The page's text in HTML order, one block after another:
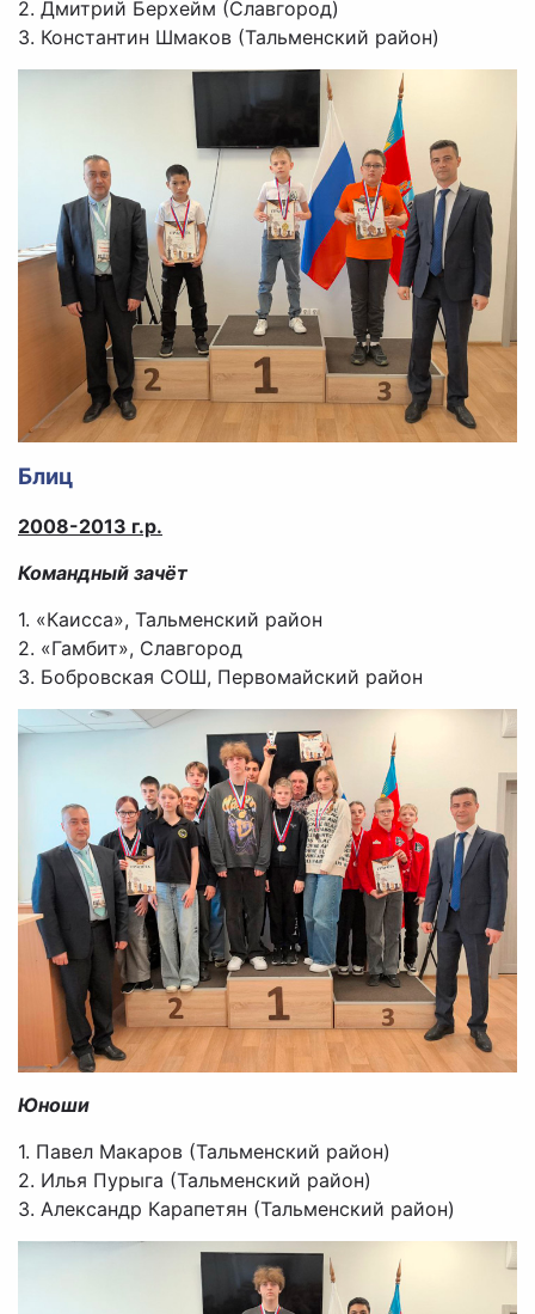
2. Дмитрий Берхейм (Славгород)
3. Константин Шмаков (Тальменский район)
Блиц
2008-2013 г.р.
Командный зачёт
1. «Каисса», Тальменский район
2. «Гамбит», Славгород
3. Бобровская СОШ, Первомайский район
Юноши
1. Павел Макаров (Тальменский район)
2. Илья Пурыга (Тальменский район)
3. Александр Карапетян (Тальменский район)